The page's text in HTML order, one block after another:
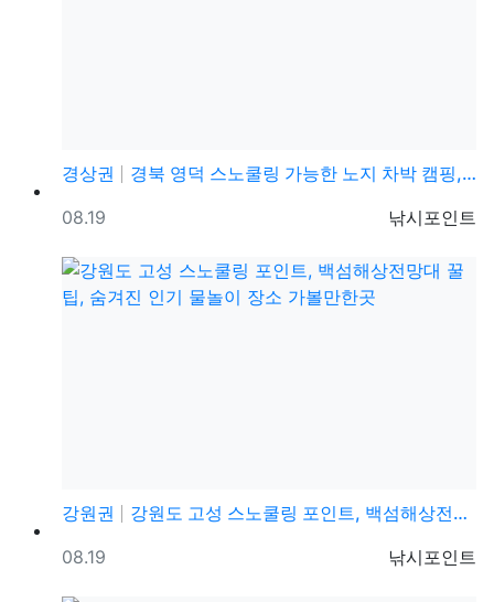
경상권
경북 영덕 스노쿨링 가능한 노지 차박 캠핑, 바다뷰 차…
등록자
낚시포인트
등록일
08.19
강원권
강원도 고성 스노쿨링 포인트, 백섬해상전망대 꿀팁, 숨…
등록자
낚시포인트
등록일
08.19